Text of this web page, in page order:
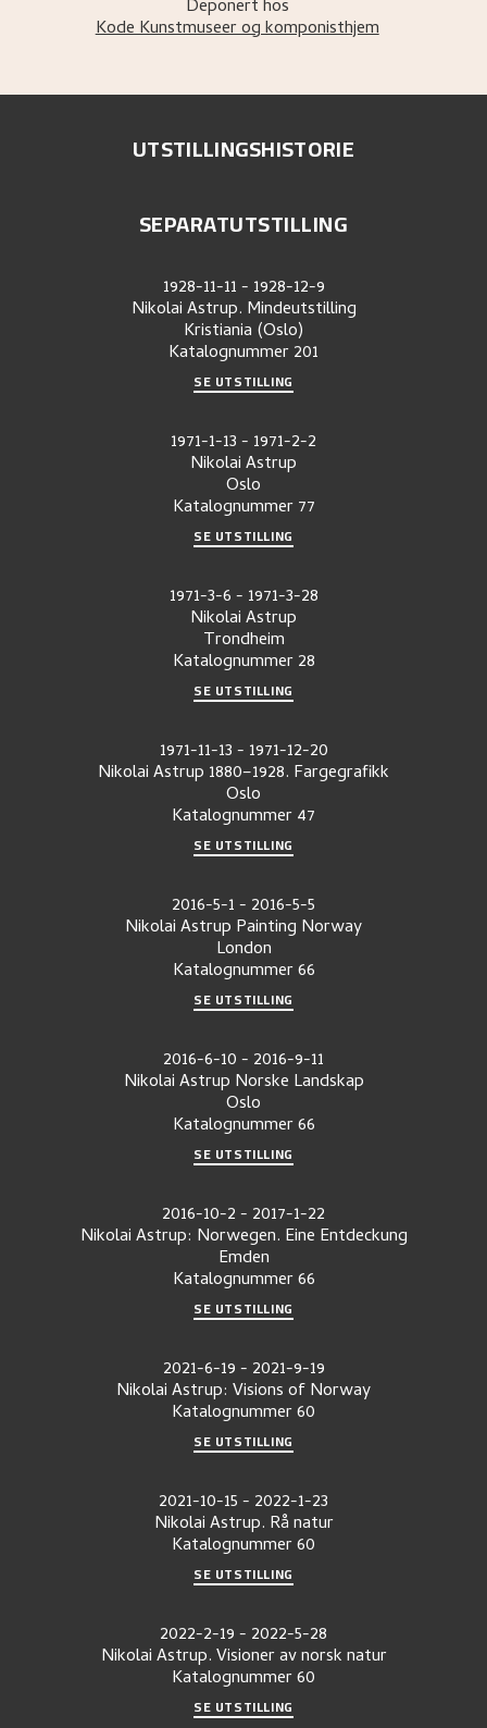
Deponert hos
Kode Kunstmuseer og komponisthjem
UTSTILLINGSHISTORIE
SEPARATUTSTILLING
1928-11-11- 1928-12-9
Nikolai Astrup. Mindeutstilling
Kristiania (Oslo)
Katalognummer201
SE UTSTILLING
1971-1-13- 1971-2-2
Nikolai Astrup
Oslo
Katalognummer 77
SE UTSTILLING
1971-3-6- 1971-3-28
Nikolai Astrup
Trondheim
Katalognummer 28
SE UTSTILLING
1971-11-13- 1971-12-20
Nikolai Astrup 1880–1928. Fargegrafikk
Oslo
Katalognummer47
SE UTSTILLING
2016-5-1- 2016-5-5
Nikolai Astrup Painting Norway
London
Katalognummer66
SE UTSTILLING
2016-6-10- 2016-9-11
Nikolai Astrup Norske Landskap
Oslo
Katalognummer66
SE UTSTILLING
2016-10-2- 2017-1-22
Nikolai Astrup: Norwegen. Eine Entdeckung
Emden
Katalognummer66
SE UTSTILLING
2021-6-19- 2021-9-19
Nikolai Astrup: Visions of Norway
Katalognummer60
SE UTSTILLING
2021-10-15- 2022-1-23
Nikolai Astrup. Rå natur
Katalognummer60
SE UTSTILLING
2022-2-19- 2022-5-28
Nikolai Astrup. Visioner av norsk natur
Katalognummer60
SE UTSTILLING